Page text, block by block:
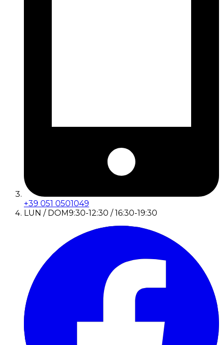
+39 051 0501049
LUN / DOM9:30-12:30 / 16:30-19:30